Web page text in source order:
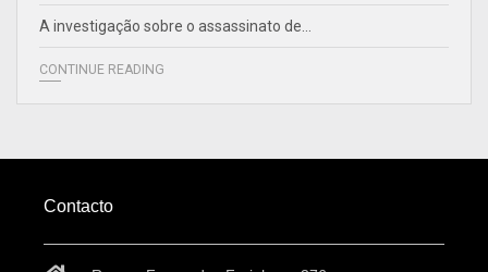
A investigação sobre o assassinato de…
CONTINUE READING
Contacto